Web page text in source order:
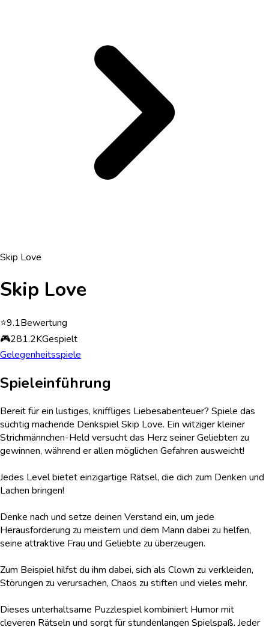
Skip Love
Skip Love
⭐9.1Bewertung
🎮281.2KGespielt
Gelegenheitsspiele
Spieleinführung
Bereit für ein lustiges, kniffliges Liebesabenteuer? Spiele das
süchtig machende Denkspiel Skip Love. Ein witziger kleiner
Strichmännchen-Held versucht das Herz seiner Geliebten zu
gewinnen, während er allen möglichen Gefahren ausweicht!
Jedes Level bietet einzigartige Rätsel, die dich zum Denken und
Lachen bringen!
Denke nach und setze deinen Verstand ein, um jede
Herausforderung zu meistern und dem Mann dabei zu helfen,
seine attraktive Frau und Geliebte zu überzeugen.
Zum Beispiel hilfst du ihm dabei, sich als Clown zu verkleiden,
Störungen zu verursachen, Chaos zu stiften und vieles mehr.
Dieses unterhaltsame Puzzlespiel kombiniert Humor mit
cleveren Rätseln und sorgt für stundenlangen Spielspaß. Jeder